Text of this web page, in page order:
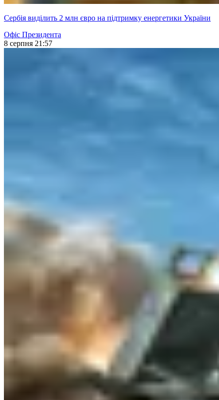
Сербія виділить 2 млн євро на підтримку енергетики України
Офіс Президента
8 серпня 21:57